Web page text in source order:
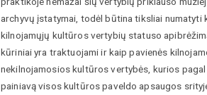
archyvų įstatymai, todėl būtina tiksliai
kilnojamųjų kultūros vertybių statuso
kūriniai yra traktuojami ir kaip pavienės
nekilnojamosios kultūros vertybės, kurios
painiavą visos kultūros paveldo apsaugos